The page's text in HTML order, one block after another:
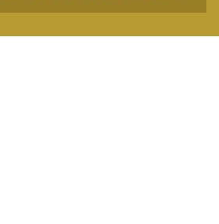
es una constante en esta